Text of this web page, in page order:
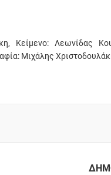
Κείμενο: Λεωνίδας
Μιχάλης